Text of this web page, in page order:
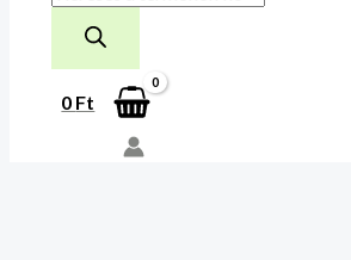
0 Ft